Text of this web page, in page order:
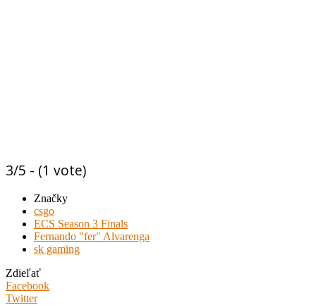
3/5 - (1 vote)
Značky
csgo
ECS Season 3 Finals
Fernando "fer" Alvarenga
sk gaming
Zdieľať
Facebook
Twitter